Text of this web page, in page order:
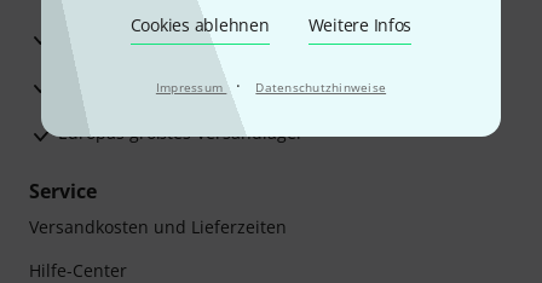
Cookies ablehnen Weitere Infos
Impressum · Datenschutzhinweise
Beratung durch Fachexperten
Zufriedenheitsgarantie
Europas größtes Versandlager
Service
Versandkosten und Lieferzeiten
Hilfe-Center